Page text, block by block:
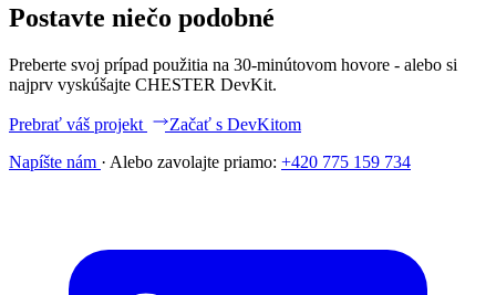
Postavte niečo podobné
Preberte svoj prípad použitia na 30-minútovom hovore - alebo si
najprv vyskúšajte CHESTER DevKit.
Prebrať váš projekt
Začať s DevKitom
Napíšte nám · Alebo zavolajte priamo: +420 775 159 734